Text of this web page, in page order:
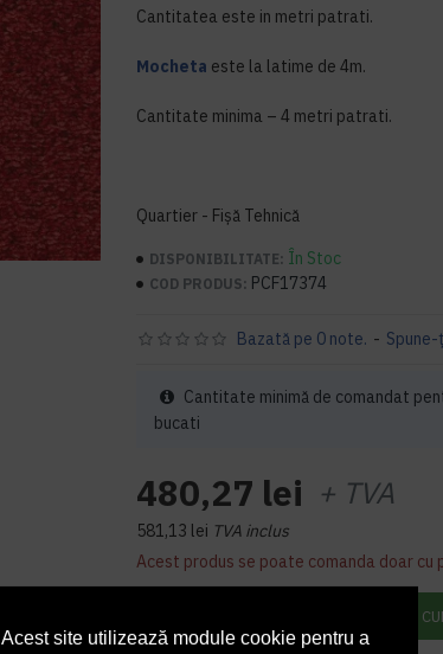
Acest site utilizează module cookie pentru a
Cantitatea este in metri patrati.
Mocheta este la latime de 4m.
Cantitate minima – 4 metri patrati.
Quartier - Fișă Tehnică
DISPONIBILITATE: În Stoc
COD PRODUS: PCF17374
Bazată pe 0 note. -
480,27 lei + TVA
581,13 lei TVA inclus
Acest produs se poate comanda doar cu
Cantitate minimă de comandat
bucati